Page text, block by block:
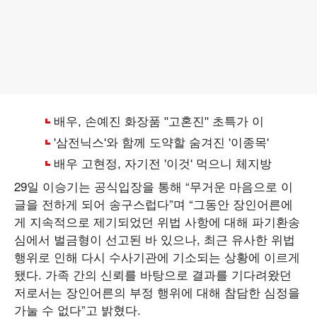
29일 이승기는 공식입장을 통해 “무거운 마음으로 이
글을 전하게 되어 송구스럽다”며 “그동안 장인어른에
게 지속적으로 제기되었던 위법 사항에 대해 파기환송
심에서 벌금형이 선고된 바 있으나, 최근 유사한 위법
행위로 인해 다시 수사기관에 기소되는 상황에 이르게
됐다. 가족 간의 신뢰를 바탕으로 결과를 기다려왔던
저로서는 장인어른의 부정 행위에 대해 참담한 심정을
가눌 수 없다”고 밝혔다.